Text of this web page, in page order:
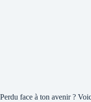
Perdu face à ton avenir ?